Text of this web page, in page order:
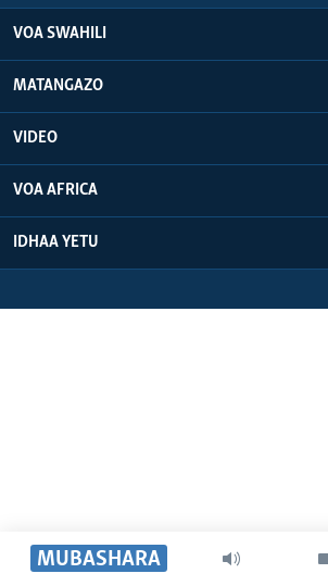
MUBASHARA
VOA SWAHILI
MATANGAZO
VIDEO
VOA AFRICA
IDHAA YETU